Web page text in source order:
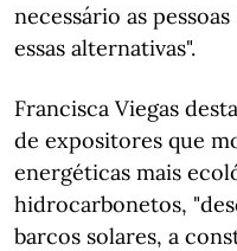
necessário as
essas alternativas".
Francisca Viegas
de expositores que
energéticas mais
hidrocarbonetos,
barcos solares, a